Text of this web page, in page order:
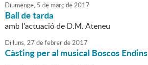
Diumenge, 5 de marçde2017
Ball de tarda
amb l'actuació de D.M. Ateneu
Dilluns,27 defebrerde2017
Càsting per al musical Boscos Endins